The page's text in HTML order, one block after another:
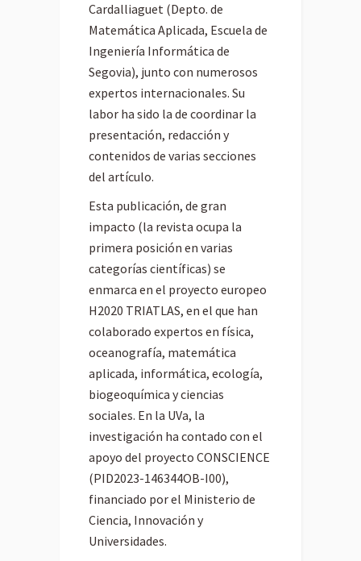
Cardalliaguet (Depto. de
Matemática Aplicada, Escuela de
Ingeniería Informática de
Segovia), junto con numerosos
expertos internacionales. Su
labor ha sido la de coordinar la
presentación, redacción y
contenidos de varias secciones
del artículo.
Esta publicación, de gran
impacto (la revista ocupa la
primera posición en varias
categorías científicas) se
enmarca en el proyecto europeo
H2020 TRIATLAS, en el que han
colaborado expertos en física,
oceanografía, matemática
aplicada, informática, ecología,
biogeoquímica y ciencias
sociales. En la UVa, la
investigación ha contado con el
apoyo del proyecto CONSCIENCE
(PID2023-146344OB-I00),
financiado por el Ministerio de
Ciencia, Innovación y
Universidades.